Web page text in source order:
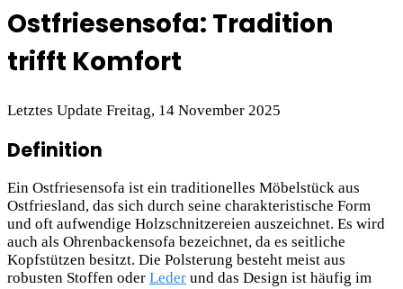
Ostfriesensofa: Tradition
trifft Komfort
Letztes Update Freitag, 14 November 2025
Definition
Ein Ostfriesensofa ist ein traditionelles Möbelstück aus
Ostfriesland, das sich durch seine charakteristische Form
und oft aufwendige Holzschnitzereien auszeichnet. Es wird
auch als Ohrenbackensofa bezeichnet, da es seitliche
Kopfstützen besitzt. Die Polsterung besteht meist aus
robusten Stoffen oder Leder und das Design ist häufig im